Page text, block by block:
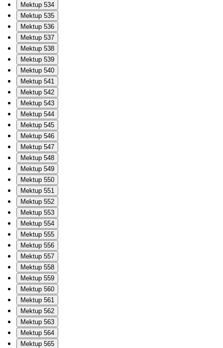
Mektup 534
Mektup 535
Mektup 536
Mektup 537
Mektup 538
Mektup 539
Mektup 540
Mektup 541
Mektup 542
Mektup 543
Mektup 544
Mektup 545
Mektup 546
Mektup 547
Mektup 548
Mektup 549
Mektup 550
Mektup 551
Mektup 552
Mektup 553
Mektup 554
Mektup 555
Mektup 556
Mektup 557
Mektup 558
Mektup 559
Mektup 560
Mektup 561
Mektup 562
Mektup 563
Mektup 564
Mektup 565